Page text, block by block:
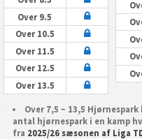
Over 9.5
Over 10.5
Over 11.5
Over 12.5
Over 13.5
Over 7,5 ~ 13,5
antal hjørnespark i en kamp
fra 2025/26 sæsonen af Liga